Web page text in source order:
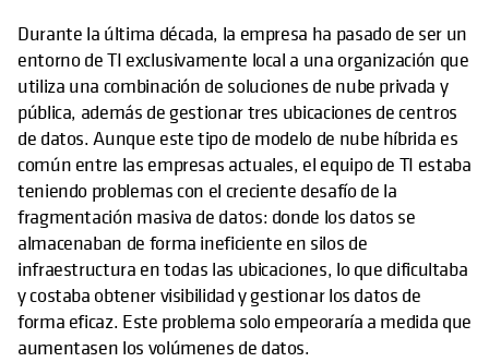
Durante la última década, la empresa ha pasado de ser un
entorno de TI exclusivamente local a una organización que
utiliza una combinación de soluciones de nube privada y
pública, además de gestionar tres ubicaciones de centros
de datos. Aunque este tipo de modelo de nube híbrida es
común entre las empresas actuales, el equipo de TI estaba
teniendo problemas con el creciente desafío de la
fragmentación masiva de datos: donde los datos se
almacenaban de forma ineficiente en silos de
infraestructura en todas las ubicaciones, lo que dificultaba
y costaba obtener visibilidad y gestionar los datos de
forma eficaz. Este problema solo empeoraría a medida que
aumentasen los volúmenes de datos.